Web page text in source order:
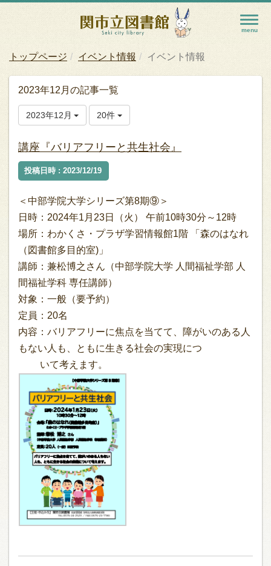
トップページ イベント情報 イベント情報
2023年12月の記事一覧
2023年12月 20件
講座『バリアフリーと共生社会』
投稿日時 : 2023/12/19
＜中部学院大学シリーズ第8期⑨＞
日時：2024年1月23日（火） 午前10時30分～12時
場所：わかくさ・プラザ学習情報館1階 「森のはなれ
（図書館多目的室)」
講師：兼松博之さん（中部学院大学 人間福祉学部 人
間福祉学科 専任講師）
対象：一般（要予約）
定員：20名
内容：バリアフリーに焦点を当てて、障がいのある人
もない人も、ともに生きる社会の実現につ
いて考えます。